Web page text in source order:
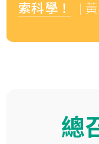
索科學！ |
總